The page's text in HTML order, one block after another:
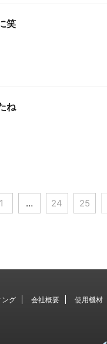
笑
ね
1 … 24 25
ング 会社概要 使用機材